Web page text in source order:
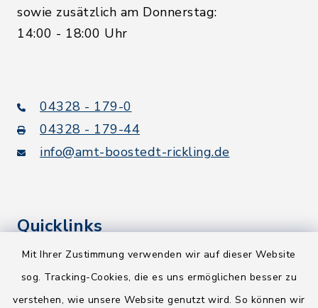
Mit Ihrer Zustimmung verwenden wir auf dieser Website
sog. Tracking-Cookies, die es uns ermöglichen besser zu
verstehen, wie unsere Website genutzt wird. So können wir
sowie zusätzlich am Donnerstag:
14:00 - 18:00 Uhr
04328 - 179-0
04328 - 179-44
info@amt-boostedt-rickling.de
Quicklinks
Kreis Segeberg